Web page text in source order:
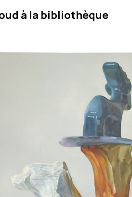
à la bibliothèque